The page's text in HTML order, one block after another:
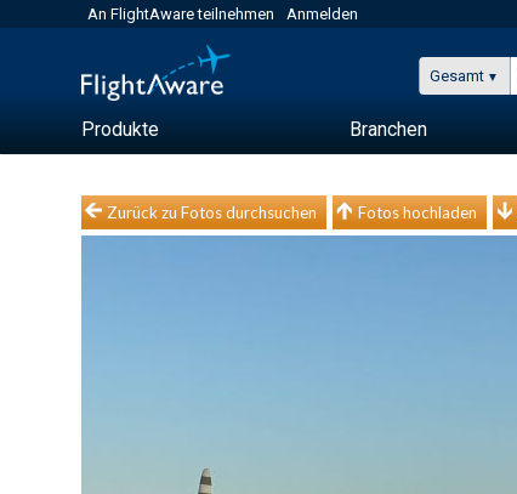
An FlightAware teilnehmen Anmelden
Gesamt
Produkte Branchen
Zurück zu Fotos durchsuchen Fotos hochladen